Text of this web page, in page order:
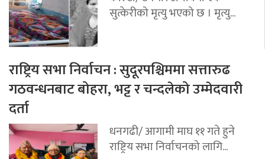
सुत्केरीको मृत्यु भएको छ । मृत्यु...
राष्ट्रिय सभा निर्वाचन : सुदूरपश्चिममा सत्तारुढ
गठवन्धनबाट बोहरा, भट्ट र चन्दलेको उम्मेदवारी
दर्ता
धनगढी/ आगामी माघ ११ गते हुने
राष्ट्रिय सभा निर्वाचनको लागि...